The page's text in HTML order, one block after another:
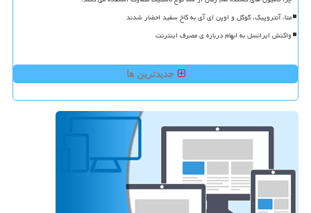
متا، آنتروپیک، گوگل و اوپن ای آی به کاخ سفید احضار شدند
واکنش ایرانسل به ابهام درباره ی مصرف اینترنت
جدیدترین ها